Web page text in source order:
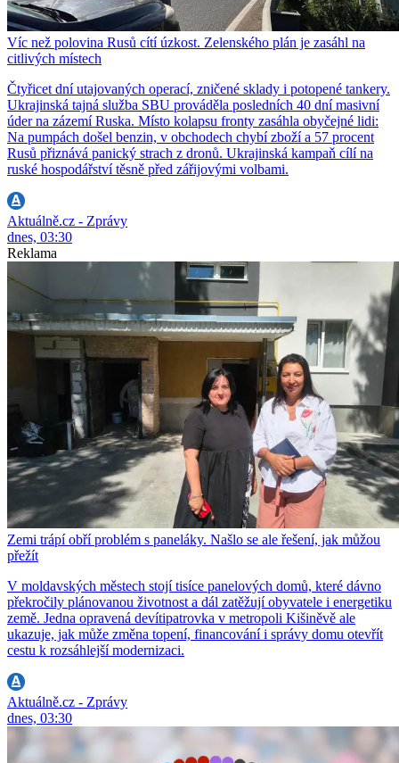
Víc než polovina Rusů cítí úzkost. Zelenského plán je zasáhl na
citlivých místech
Čtyřicet dní utajovaných operací, zničené sklady i potopené tankery.
Ukrajinská tajná služba SBU prováděla posledních 40 dní masivní
úder na zázemí Ruska. Místo kolapsu fronty zasáhla obyčejné lidi:
Na pumpách došel benzin, v obchodech chybí zboží a 57 procent
Rusů přiznává panický strach z dronů. Ukrajinská kampaň cílí na
ruské hospodářství těsně před zářijovými volbami.
Aktuálně.cz - Zprávy
dnes, 03:30
Reklama
Zemi trápí obří problém s paneláky. Našlo se ale řešení, jak můžou
přežít
V moldavských městech stojí tisíce panelových domů, které dávno
překročily plánovanou životnost a dál zatěžují obyvatele i energetiku
země. Jedna opravená devítipatrovka v metropoli Kišiněvě ale
ukazuje, jak může změna topení, financování i správy domu otevřít
cestu k rozsáhlejší modernizaci.
Aktuálně.cz - Zprávy
dnes, 03:30